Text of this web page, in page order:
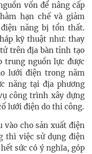
vốn để nâng cấp
hạn chế và giảm
năng bị tổn thất.
kỹ thuật như: thay
trên địa bàn tỉnh tạo
trung nguồn lực được
lưới điện trong năm
năng tại địa phương
công trình xây dựng
lưới điện do thi công.
vào cho sản xuất điện
thì việc sử dụng điện
sức có ý nghĩa, góp